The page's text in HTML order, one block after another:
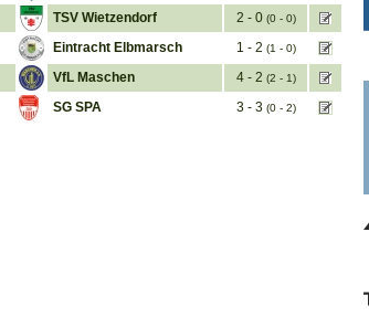
TSV Wietzendorf 2 - 0 (0 - 0)
Eintracht Elbmarsch 1 - 2 (1 - 0)
VfL Maschen 4 - 2 (2 - 1)
SG SPA 3 - 3 (0 - 2)